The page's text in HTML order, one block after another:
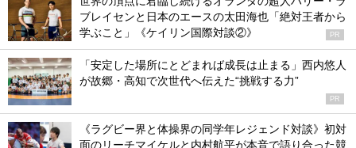
ブレイセンと日本のエースの太田海也「絶対王者から
学ぶこと」《ケイリン国際対談②》
PR
「安定した場所にとどまれば成長は止まる」西内悠人
が故郷・高知で次世代へ伝えた“挑戦する力”
PR
《ラグビー界と体操界の同学年レジェンド対談》初対
面のリーチマイケルと内村航平が本音で語り合った競